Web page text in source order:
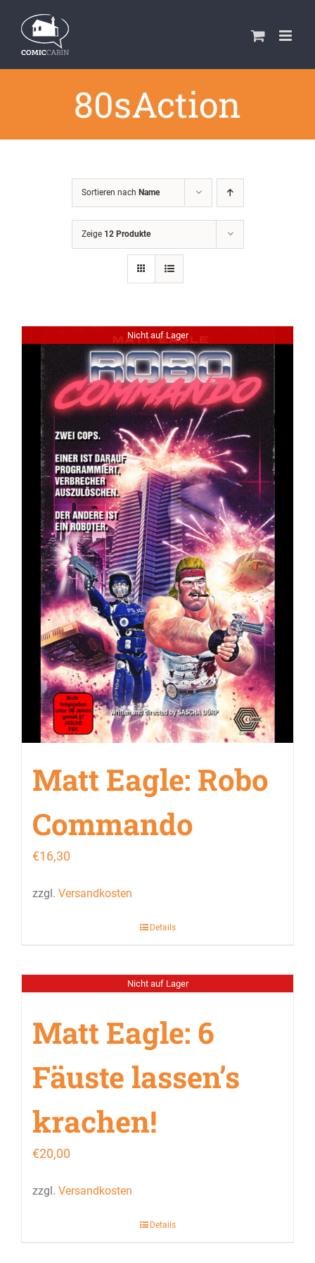
Inhalt
springen
80sAction
Sortieren nach Name
Zeige 12 Produkte
Nicht auf Lager
Matt Eagle: Robo
Commando
€16,30
zzgl. Versandkosten
Details
Nicht auf Lager
Matt Eagle: 6
Fäuste lassen’s
krachen!
€20,00
zzgl. Versandkosten
Details